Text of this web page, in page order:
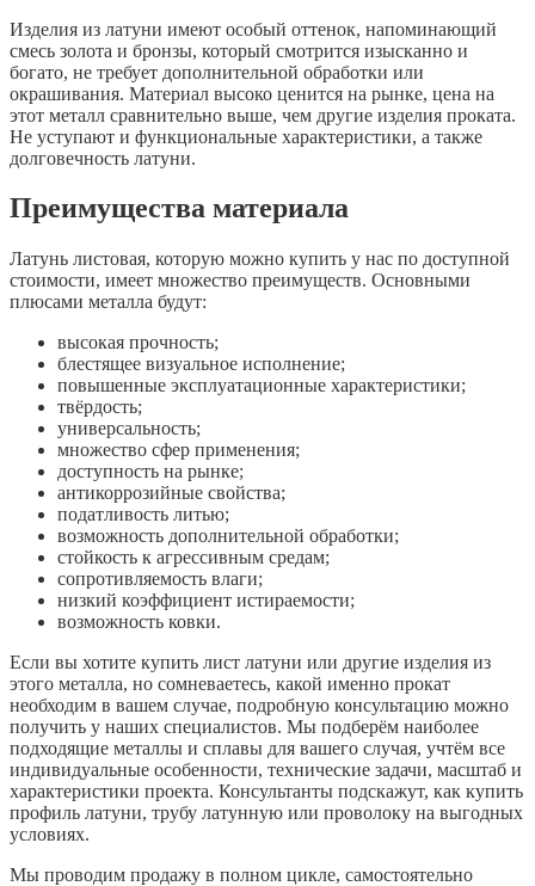
Изделия из латуни имеют особый оттенок, напоминающий
смесь золота и бронзы, который смотрится изысканно и
богато, не требует дополнительной обработки или
окрашивания. Материал высоко ценится на рынке, цена на
этот металл сравнительно выше, чем другие изделия проката.
Не уступают и функциональные характеристики, а также
долговечность латуни.
Преимущества материала
Латунь листовая, которую можно купить у нас по доступной
стоимости, имеет множество преимуществ. Основными
плюсами металла будут:
высокая прочность;
блестящее визуальное исполнение;
повышенные эксплуатационные характеристики;
твёрдость;
универсальность;
множество сфер применения;
доступность на рынке;
антикоррозийные свойства;
податливость литью;
возможность дополнительной обработки;
стойкость к агрессивным средам;
сопротивляемость влаги;
низкий коэффициент истираемости;
возможность ковки.
Если вы хотите купить лист латуни или другие изделия из
этого металла, но сомневаетесь, какой именно прокат
необходим в вашем случае, подробную консультацию можно
получить у наших специалистов. Мы подберём наиболее
подходящие металлы и сплавы для вашего случая, учтём все
индивидуальные особенности, технические задачи, масштаб и
характеристики проекта. Консультанты подскажут, как купить
профиль латуни, трубу латунную или проволоку на выгодных
условиях.
Мы проводим продажу в полном цикле, самостоятельно